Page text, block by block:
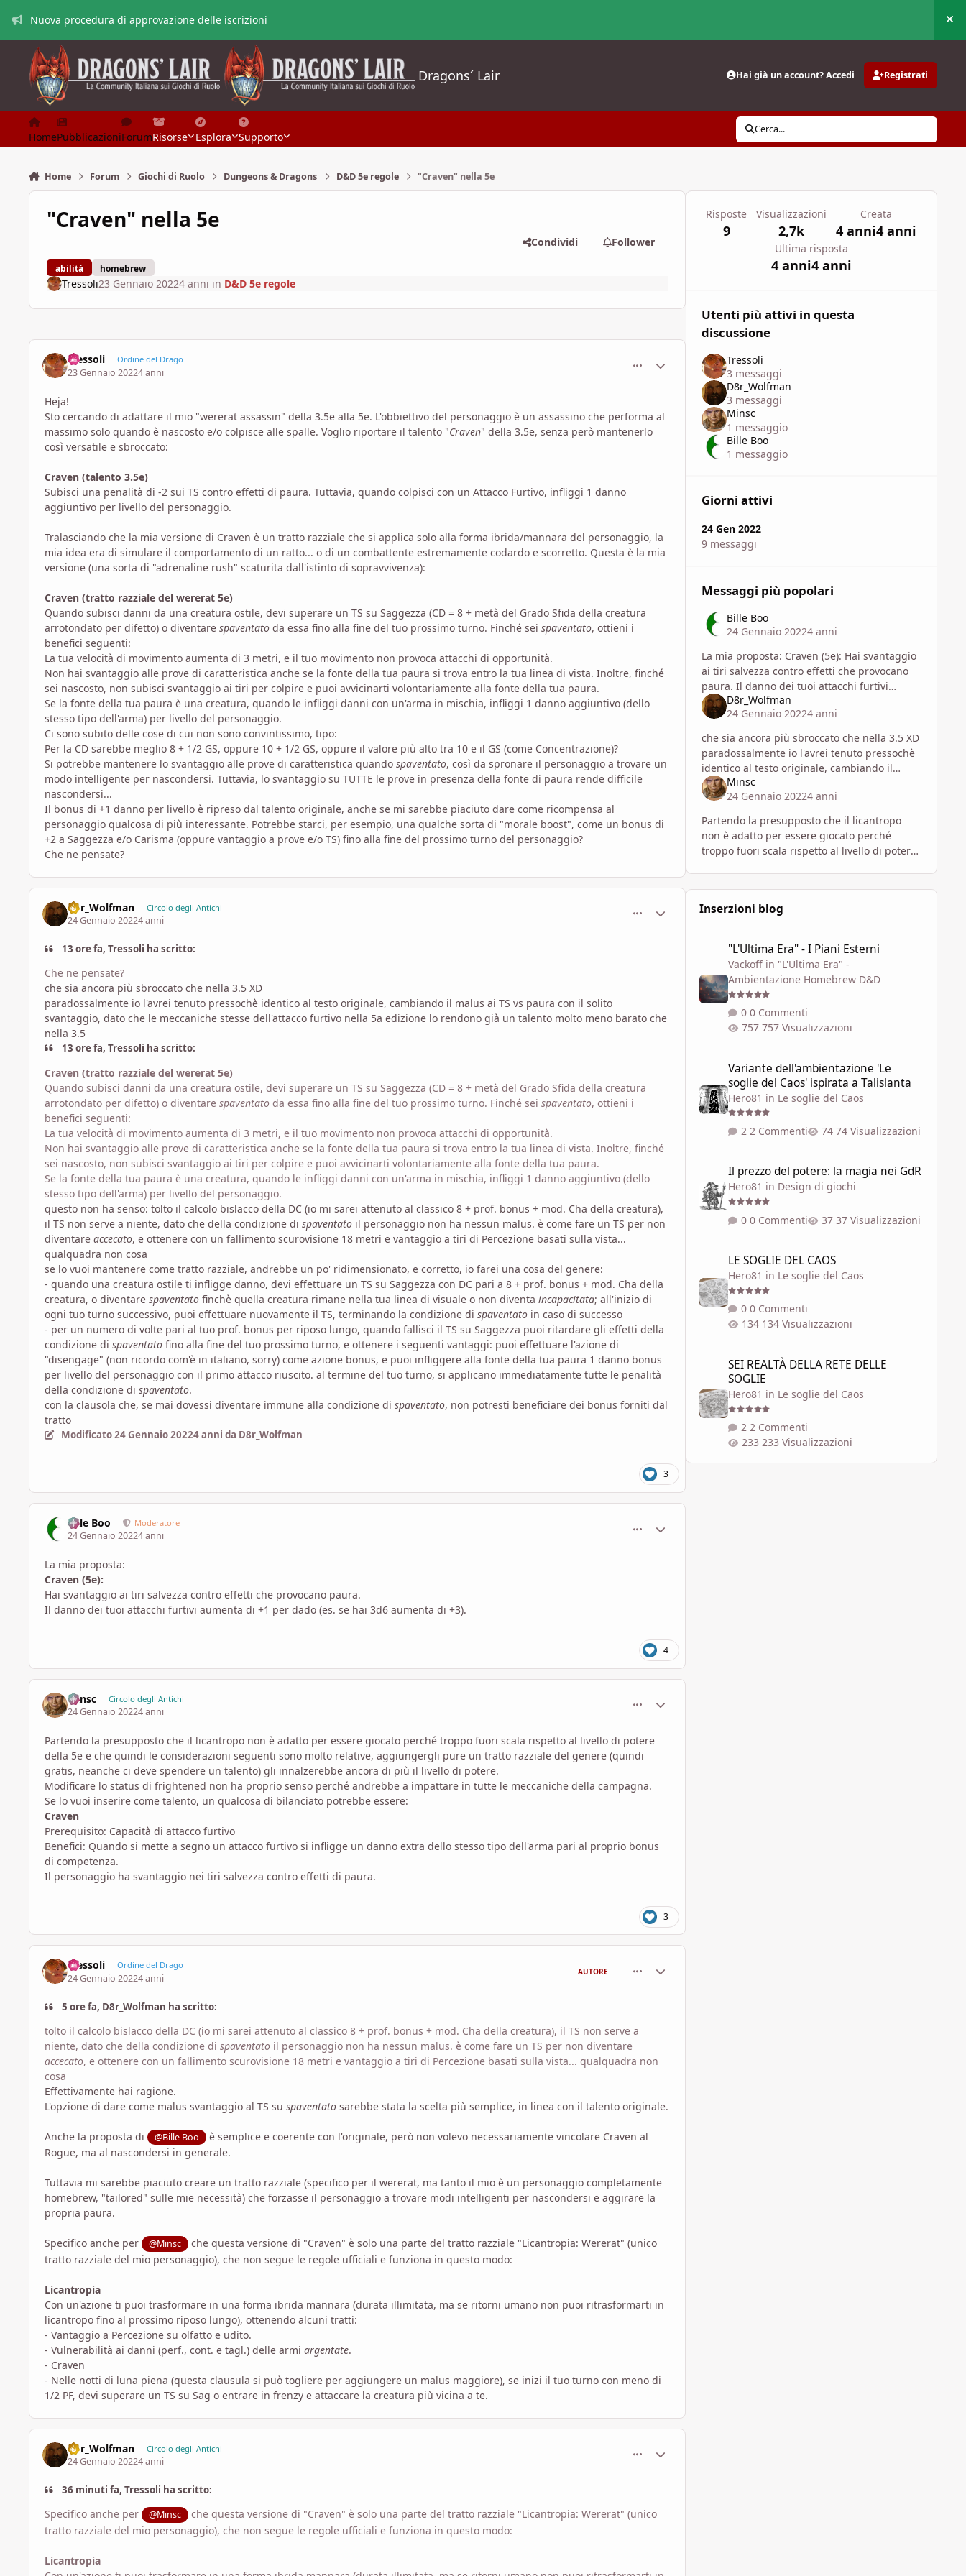
Nuova procedura di approvazione delle iscrizioni
Dragons´ Lair Hai già un account? Accedi Registrati
HomePubblicazioniForumRisorse Esplora Supporto
Cerca...
Home Forum Giochi di Ruolo Dungeons & Dragons D&D 5e regole "Craven" nella 5e
"Craven" nella 5e
abilità homebrew
Condividi Follower
Tressoli23 Gennaio 20224 anni in D&D 5e regole
Tressoli Ordine del Drago
23 Gennaio 20224 anni
comment_1789141
Statistiche Autore
Heja!
Sto cercando di adattare il mio "wererat assassin" della 3.5e alla 5e. L'obbiettivo del personaggio è un assassino che performa al
massimo solo quando è nascosto e/o colpisce alle spalle. Voglio riportare il talento "Craven" della 3.5e, senza però mantenerlo
così versatile e sbroccato:
Craven (talento 3.5e)
Subisci una penalità di -2 sui TS contro effetti di paura. Tuttavia, quando colpisci con un Attacco Furtivo, infliggi 1 danno
aggiuntivo per livello del personaggio.
Tralasciando che la mia versione di Craven è un tratto razziale che si applica solo alla forma ibrida/mannara del personaggio, la
mia idea era di simulare il comportamento di un ratto... o di un combattente estremamente codardo e scorretto. Questa è la mia
versione (una sorta di "adrenaline rush" scaturita dall'istinto di sopravvivenza):
Craven (tratto razziale del wererat 5e)
Quando subisci danni da una creatura ostile, devi superare un TS su Saggezza (CD = 8 + metà del Grado Sfida della creatura
arrotondato per difetto) o diventare spaventato da essa fino alla fine del tuo prossimo turno. Finché sei spaventato, ottieni i
benefici seguenti:
La tua velocità di movimento aumenta di 3 metri, e il tuo movimento non provoca attacchi di opportunità.
Non hai svantaggio alle prove di caratteristica anche se la fonte della tua paura si trova entro la tua linea di vista. Inoltre, finché
sei nascosto, non subisci svantaggio ai tiri per colpire e puoi avvicinarti volontariamente alla fonte della tua paura.
Se la fonte della tua paura è una creatura, quando le infliggi danni con un'arma in mischia, infliggi 1 danno aggiuntivo (dello
stesso tipo dell'arma) per livello del personaggio.
Ci sono subito delle cose di cui non sono convintissimo, tipo:
Per la CD sarebbe meglio 8 + 1/2 GS, oppure 10 + 1/2 GS, oppure il valore più alto tra 10 e il GS (come Concentrazione)?
Si potrebbe mantenere lo svantaggio alle prove di caratteristica quando spaventato, così da spronare il personaggio a trovare un
modo intelligente per nascondersi. Tuttavia, lo svantaggio su TUTTE le prove in presenza della fonte di paura rende difficile
nascondersi...
Il bonus di +1 danno per livello è ripreso dal talento originale, anche se mi sarebbe piaciuto dare come ricompensa al
personaggio qualcosa di più interessante. Potrebbe starci, per esempio, una qualche sorta di "morale boost", come un bonus di
+2 a Saggezza e/o Carisma (oppure vantaggio a prove e/o TS) fino alla fine del prossimo turno del personaggio?
Che ne pensate?
D8r_Wolfman Circolo degli Antichi
24 Gennaio 20224 anni
comment_1789185
Statistiche Autore
13 ore fa, Tressoli ha scritto:
Che ne pensate?
che sia ancora più sbroccato che nella 3.5 XD
paradossalmente io l'avrei tenuto pressochè identico al testo originale, cambiando il malus ai TS vs paura con il solito
svantaggio, dato che le meccaniche stesse dell'attacco furtivo nella 5a edizione lo rendono già un talento molto meno barato che
nella 3.5
13 ore fa, Tressoli ha scritto:
Craven (tratto razziale del wererat 5e)
Quando subisci danni da una creatura ostile, devi superare un TS su Saggezza (CD = 8 + metà del Grado Sfida della creatura
arrotondato per difetto) o diventare spaventato da essa fino alla fine del tuo prossimo turno. Finché sei spaventato, ottieni i
benefici seguenti:
La tua velocità di movimento aumenta di 3 metri, e il tuo movimento non provoca attacchi di opportunità.
Non hai svantaggio alle prove di caratteristica anche se la fonte della tua paura si trova entro la tua linea di vista. Inoltre, finché
sei nascosto, non subisci svantaggio ai tiri per colpire e puoi avvicinarti volontariamente alla fonte della tua paura.
Se la fonte della tua paura è una creatura, quando le infliggi danni con un'arma in mischia, infliggi 1 danno aggiuntivo (dello
stesso tipo dell'arma) per livello del personaggio.
questo non ha senso: tolto il calcolo bislacco della DC (io mi sarei attenuto al classico 8 + prof. bonus + mod. Cha della creatura),
il TS non serve a niente, dato che della condizione di spaventato il personaggio non ha nessun malus. è come fare un TS per non
diventare accecato, e ottenere con un fallimento scurovisione 18 metri e vantaggio a tiri di Percezione basati sulla vista...
qualquadra non cosa
se lo vuoi mantenere come tratto razziale, andrebbe un po' ridimensionato, e corretto, io farei una cosa del genere:
- quando una creatura ostile ti infligge danno, devi effettuare un TS su Saggezza con DC pari a 8 + prof. bonus + mod. Cha della
creatura, o diventare spaventato finchè quella creatura rimane nella tua linea di visuale o non diventa incapacitata; all'inizio di
ogni tuo turno successivo, puoi effettuare nuovamente il TS, terminando la condizione di spaventato in caso di successo
- per un numero di volte pari al tuo prof. bonus per riposo lungo, quando fallisci il TS su Saggezza puoi ritardare gli effetti della
condizione di spaventato fino alla fine del tuo prossimo turno, e ottenere i seguenti vantaggi: puoi effettuare l'azione di
"disengage" (non ricordo com'è in italiano, sorry) come azione bonus, e puoi infliggere alla fonte della tua paura 1 danno bonus
per livello del personaggio con il primo attacco riuscito. al termine del tuo turno, si applicano immediatamente tutte le penalità
della condizione di spaventato.
con la clausola che, se mai dovessi diventare immune alla condizione di spaventato, non potresti beneficiare dei bonus forniti dal
tratto
Modificato24 Gennaio 20224 anni da D8r_Wolfman
3
Bille Boo Moderatore
24 Gennaio 20224 anni
La mia proposta:
Craven (5e):
Hai svantaggio ai tiri salvezza contro effetti che provocano paura.
Il danno dei tuoi attacchi furtivi aumenta di +1 per dado (es. se hai 3d6 aumenta di +3).
4
Minsc Circolo degli Antichi
24 Gennaio 20224 anni
Partendo la presupposto che il licantropo non è adatto per essere giocato perché troppo fuori scala rispetto al livello di potere
della 5e e che quindi le considerazioni seguenti sono molto relative, aggiungergli pure un tratto razziale del genere (quindi
gratis, neanche ci deve spendere un talento) gli innalzerebbe ancora di più il livello di potere.
Modificare lo status di frightened non ha proprio senso perché andrebbe a impattare in tutte le meccaniche della campagna.
Se lo vuoi inserire come talento, un qualcosa di bilanciato potrebbe essere:
Craven
Prerequisito: Capacità di attacco furtivo
Benefici: Quando si mette a segno un attacco furtivo si infligge un danno extra dello stesso tipo dell'arma pari al proprio bonus
di competenza.
Il personaggio ha svantaggio nei tiri salvezza contro effetti di paura.
3
Tressoli Ordine del Drago
24 Gennaio 20224 anni
AUTORE
5 ore fa, D8r_Wolfman ha scritto:
tolto il calcolo bislacco della DC (io mi sarei attenuto al classico 8 + prof. bonus + mod. Cha della creatura), il TS non serve a
niente, dato che della condizione di spaventato il personaggio non ha nessun malus. è come fare un TS per non diventare
accecato, e ottenere con un fallimento scurovisione 18 metri e vantaggio a tiri di Percezione basati sulla vista... qualquadra non
cosa
Effettivamente hai ragione.
L'opzione di dare come malus svantaggio al TS su spaventato sarebbe stata la scelta più semplice, in linea con il talento originale.
Anche la proposta di @Bille Boo
è semplice e coerente con l'originale, però non volevo necessariamente vincolare Craven al
Rogue, ma al nascondersi in generale.
Tuttavia mi sarebbe piaciuto creare un tratto razziale (specifico per il wererat, ma tanto il mio è un personaggio completamente
homebrew, "tailored" sulle mie necessità) che forzasse il personaggio a trovare modi intelligenti per nascondersi e aggirare la
propria paura.
Specifico anche per @Minsc
che questa versione di "Craven" è solo una parte del tratto razziale "Licantropia: Wererat" (unico
tratto razziale del mio personaggio), che non segue le regole ufficiali e funziona in questo modo:
Licantropia
Con un'azione ti puoi trasformare in una forma ibrida mannara (durata illimitata, ma se ritorni umano non puoi ritrasformarti in
licantropo fino al prossimo riposo lungo), ottenendo alcuni tratti:
- Vantaggio a Percezione su olfatto e udito.
- Vulnerabilità ai danni (perf., cont. e tagl.) delle armi argentate.
- Craven
- Nelle notti di luna piena (questa clausula si può togliere per aggiungere un malus maggiore), se inizi il tuo turno con meno di
1/2 PF, devi superare un TS su Sag o entrare in frenzy e attaccare la creatura più vicina a te.
D8r_Wolfman Circolo degli Antichi
24 Gennaio 20224 anni
36 minuti fa, Tressoli ha scritto:
Specifico anche per @Minsc
che questa versione di "Craven" è solo una parte del tratto razziale "Licantropia: Wererat" (unico
tratto razziale del mio personaggio), che non segue le regole ufficiali e funziona in questo modo:
Licantropia
Risposte
9
Visualizzazioni
2,7k
Creata
4 anni4 anni
Ultima risposta
4 anni4 anni
Utenti più attivi in questa
discussione
Tressoli
3 messaggi
D8r_Wolfman
3 messaggi
Minsc
1 messaggio
Bille Boo
1 messaggio
Giorni attivi
24 Gen 2022
9 messaggi
Messaggi più popolari
Bille Boo
24 Gennaio 20224 anni
La mia proposta: Craven (5e): Hai svantaggio
ai tiri salvezza contro effetti che provocano
paura. Il danno dei tuoi attacchi furtivi
aumenta di +1 per dado (es. se hai 3d6
aumenta
D8r_Wolfman
24 Gennaio 20224 anni
che sia ancora più sbroccato che nella 3.5 XD
paradossalmente io l'avrei tenuto pressochè
identico al testo originale, cambiando il
malus ai TS vs paura con il solito svantaggio,
dato che le mecc
Minsc
24 Gennaio 20224 anni
Partendo la presupposto che il licantropo
non è adatto per essere giocato perché
troppo fuori scala rispetto al livello di potere
Inserzioni blog
"L'Ultima Era" - I Piani Esterni
Vackoffin "L'Ultima Era" -
Ambientazione Homebrew D&D
0 Commenti
757 Visualizzazioni
Variante dell'ambientazione 'Le
soglie del Caos' ispirata a Talislanta
Hero81 in Le soglie del Caos
2 Commenti 74 Visualizzazioni
Il prezzo del potere: la magia nei GdR
Hero81 in Design di giochi
0 Commenti 37 Visualizzazioni
LE SOGLIE DEL CAOS
Hero81 in Le soglie del Caos
0 Commenti
134 Visualizzazioni
SEI REALTÀ DELLA RETE DELLE
SOGLIE
Hero81 in Le soglie del Caos
2 Commenti
233 Visualizzazioni